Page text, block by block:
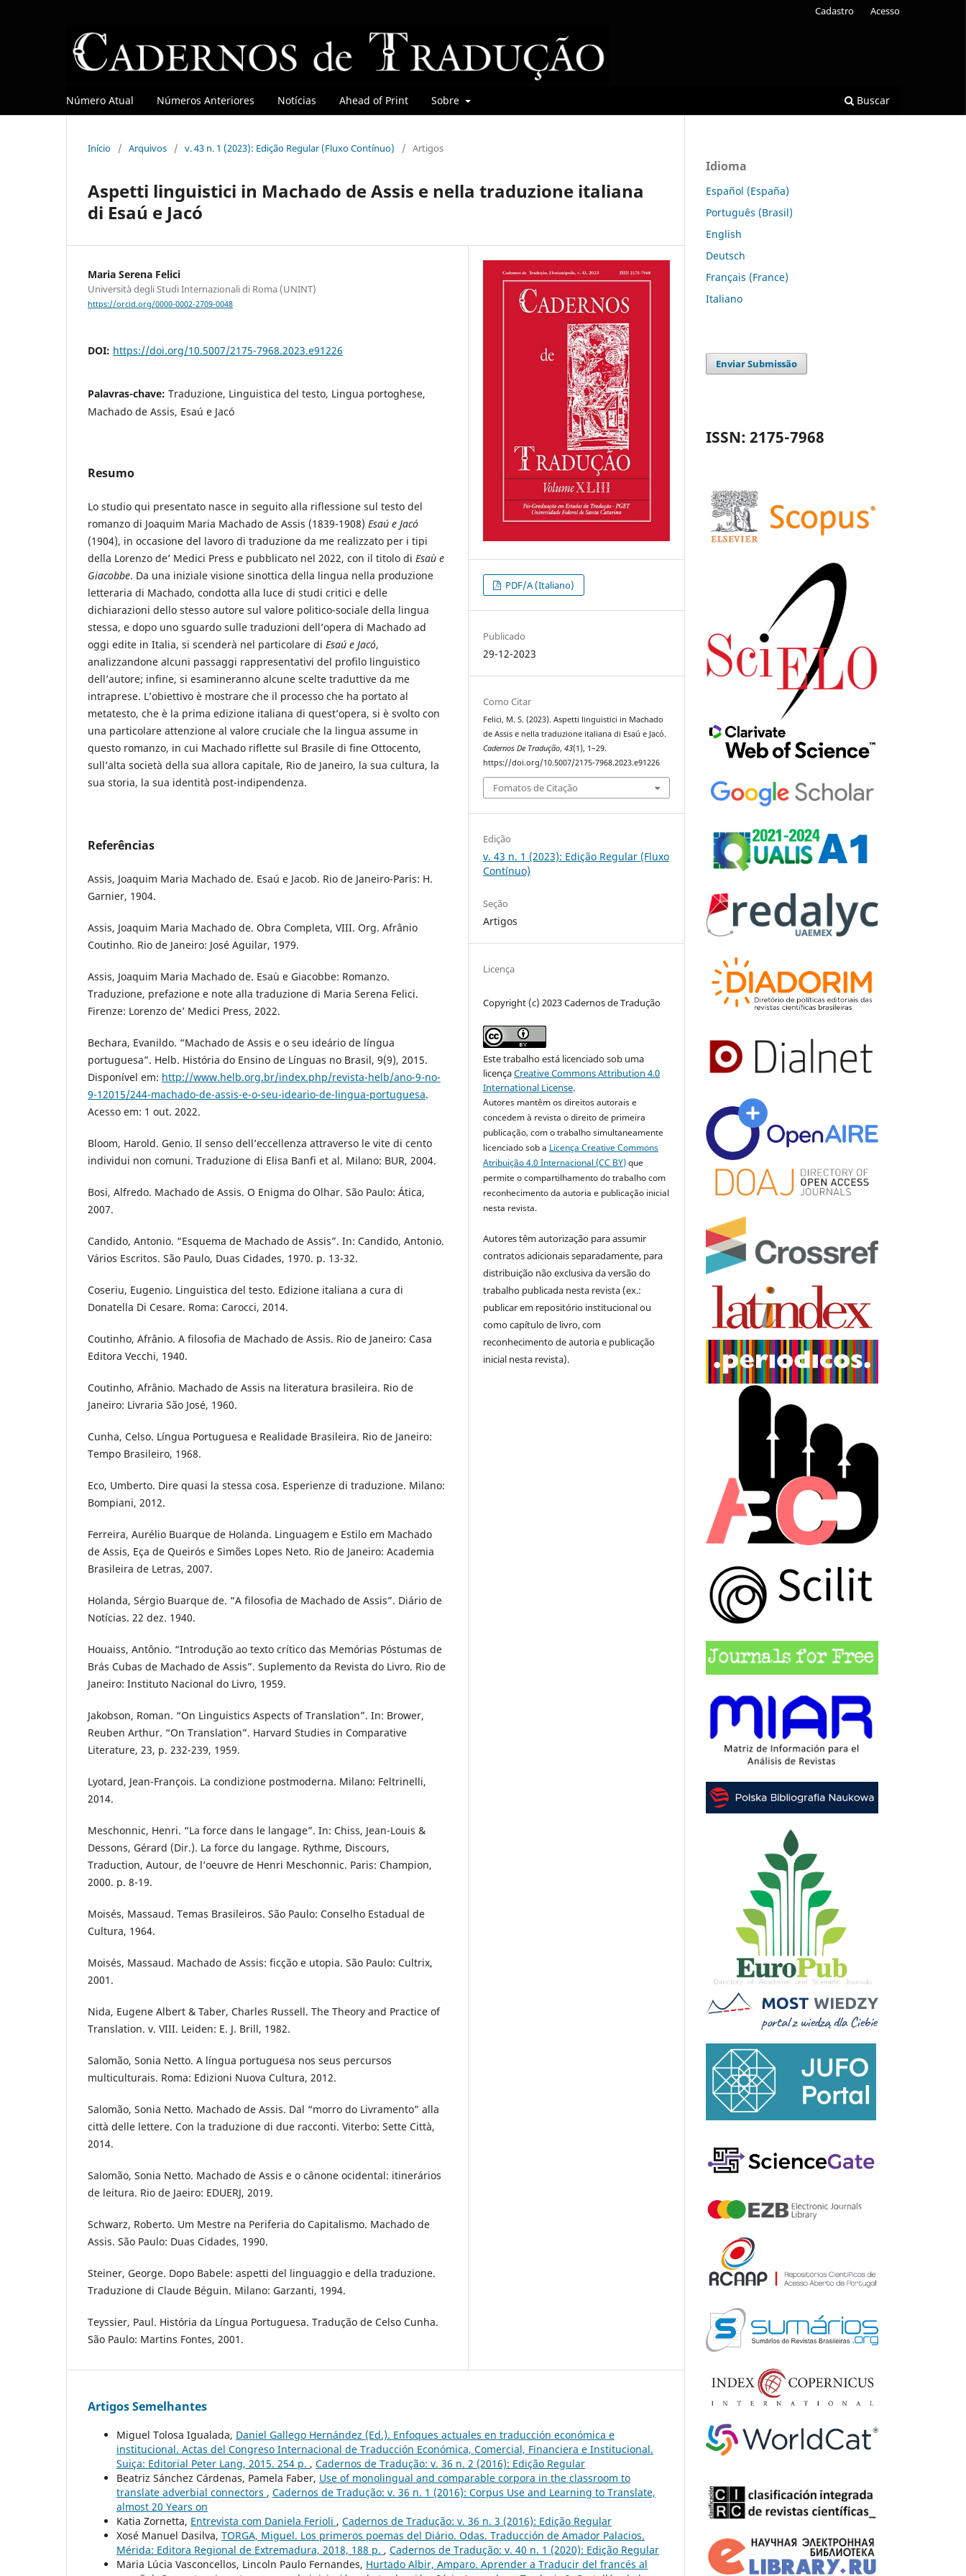
Número Atual Números Anteriores Notícias Ahead of Print Sobre Buscar
Cadastro Acesso
Início / Arquivos / v. 43 n. 1 (2023): Edição Regular (Fluxo Contínuo) / Artigos
Aspetti linguistici in Machado de Assis e nella traduzione italiana
di Esaú e Jacó
Maria Serena Felici
Università degli Studi Internazionali di Roma (UNINT)
https://orcid.org/0000-0002-2709-0048
DOI: https://doi.org/10.5007/2175-7968.2023.e91226
Palavras-chave: Traduzione, Linguistica del testo, Lingua portoghese,
Machado de Assis, Esaú e Jacó
Resumo
Lo studio qui presentato nasce in seguito alla riflessione sul testo del
romanzo di Joaquim Maria Machado de Assis (1839-1908) Esaú e Jacó
(1904), in occasione del lavoro di traduzione da me realizzato per i tipi
della Lorenzo de’ Medici Press e pubblicato nel 2022, con il titolo di Esaù e
Giacobbe. Da una iniziale visione sinottica della lingua nella produzione
letteraria di Machado, condotta alla luce di studi critici e delle
dichiarazioni dello stesso autore sul valore politico-sociale della lingua
stessa, e dopo uno sguardo sulle traduzioni dell’opera di Machado ad
oggi edite in Italia, si scenderà nel particolare di Esaú e Jacó,
analizzandone alcuni passaggi rappresentativi del profilo linguistico
dell’autore; infine, si esamineranno alcune scelte traduttive da me
intraprese. L’obiettivo è mostrare che il processo che ha portato al
metatesto, che è la prima edizione italiana di quest’opera, si è svolto con
una particolare attenzione al valore cruciale che la lingua assume in
questo romanzo, in cui Machado riflette sul Brasile di fine Ottocento,
sull’alta società della sua allora capitale, Rio de Janeiro, la sua cultura, la
sua storia, la sua identità post-indipendenza.
Referências
Assis, Joaquim Maria Machado de. Esaú e Jacob. Rio de Janeiro-Paris: H.
Garnier, 1904.
Assis, Joaquim Maria Machado de. Obra Completa, VIII. Org. Afrânio
Coutinho. Rio de Janeiro: José Aguilar, 1979.
Assis, Joaquim Maria Machado de. Esaù e Giacobbe: Romanzo.
Traduzione, prefazione e note alla traduzione di Maria Serena Felici.
Firenze: Lorenzo de’ Medici Press, 2022.
Bechara, Evanildo. “Machado de Assis e o seu ideário de língua
portuguesa”. Helb. História do Ensino de Línguas no Brasil, 9(9), 2015.
Disponível em: http://www.helb.org.br/index.php/revista-helb/ano-9-no-
9-12015/244-machado-de-assis-e-o-seu-ideario-de-lingua-portuguesa.
Acesso em: 1 out. 2022.
Bloom, Harold. Genio. Il senso dell’eccellenza attraverso le vite di cento
individui non comuni. Traduzione di Elisa Banfi et al. Milano: BUR, 2004.
Bosi, Alfredo. Machado de Assis. O Enigma do Olhar. São Paulo: Ática,
2007.
Candido, Antonio. “Esquema de Machado de Assis”. In: Candido, Antonio.
Vários Escritos. São Paulo, Duas Cidades, 1970. p. 13-32.
Coseriu, Eugenio. Linguistica del testo. Edizione italiana a cura di
Donatella Di Cesare. Roma: Carocci, 2014.
Coutinho, Afrânio. A filosofia de Machado de Assis. Rio de Janeiro: Casa
Editora Vecchi, 1940.
Coutinho, Afrânio. Machado de Assis na literatura brasileira. Rio de
Janeiro: Livraria São José, 1960.
Cunha, Celso. Língua Portuguesa e Realidade Brasileira. Rio de Janeiro:
Tempo Brasileiro, 1968.
Eco, Umberto. Dire quasi la stessa cosa. Esperienze di traduzione. Milano:
Bompiani, 2012.
Ferreira, Aurélio Buarque de Holanda. Linguagem e Estilo em Machado
de Assis, Eça de Queirós e Simões Lopes Neto. Rio de Janeiro: Academia
Brasileira de Letras, 2007.
Holanda, Sérgio Buarque de. “A filosofia de Machado de Assis”. Diário de
Notícias. 22 dez. 1940.
Houaiss, Antônio. “Introdução ao texto crítico das Memórias Póstumas de
Brás Cubas de Machado de Assis”. Suplemento da Revista do Livro. Rio de
Janeiro: Instituto Nacional do Livro, 1959.
Jakobson, Roman. “On Linguistics Aspects of Translation”. In: Brower,
Reuben Arthur. “On Translation”. Harvard Studies in Comparative
Literature, 23, p. 232-239, 1959.
Lyotard, Jean-François. La condizione postmoderna. Milano: Feltrinelli,
2014.
Meschonnic, Henri. “La force dans le langage”. In: Chiss, Jean-Louis &
Dessons, Gérard (Dir.). La force du langage. Rythme, Discours,
Traduction, Autour, de l’oeuvre de Henri Meschonnic. Paris: Champion,
2000. p. 8-19.
Moisés, Massaud. Temas Brasileiros. São Paulo: Conselho Estadual de
Cultura, 1964.
Moisés, Massaud. Machado de Assis: ficção e utopia. São Paulo: Cultrix,
2001.
Nida, Eugene Albert & Taber, Charles Russell. The Theory and Practice of
Translation. v. VIII. Leiden: E. J. Brill, 1982.
Salomão, Sonia Netto. A língua portuguesa nos seus percursos
multiculturais. Roma: Edizioni Nuova Cultura, 2012.
Salomão, Sonia Netto. Machado de Assis. Dal “morro do Livramento” alla
città delle lettere. Con la traduzione di due racconti. Viterbo: Sette Città,
2014.
Salomão, Sonia Netto. Machado de Assis e o cânone ocidental: itinerários
de leitura. Rio de Jaeiro: EDUERJ, 2019.
Schwarz, Roberto. Um Mestre na Periferia do Capitalismo. Machado de
Assis. São Paulo: Duas Cidades, 1990.
Steiner, George. Dopo Babele: aspetti del linguaggio e della traduzione.
Traduzione di Claude Béguin. Milano: Garzanti, 1994.
Teyssier, Paul. História da Língua Portuguesa. Tradução de Celso Cunha.
São Paulo: Martins Fontes, 2001.
PDF/A (Italiano)
Publicado
29-12-2023
Como Citar
Felici, M. S. (2023). Aspetti linguistici in Machado
de Assis e nella traduzione italiana di Esaú e Jacó.
Cadernos De Tradução,43(1), 1–29.
https://doi.org/10.5007/2175-7968.2023.e91226
Fomatos de Citação
Edição
v. 43 n. 1 (2023): Edição Regular (Fluxo
Contínuo)
Seção
Artigos
Licença
Copyright (c) 2023 Cadernos de Tradução
Este trabalho está licenciado sob uma
licençaCreative Commons Attribution 4.0
International License.
Autores mantêm os direitos autorais e
concedem à revista o direito de primeira
publicação, com o trabalho simultaneamente
licenciado sob a Licença Creative Commons
Atribuição 4.0 Internacional (CC BY)que
permite o compartilhamento do trabalho com
reconhecimento da autoria e publicação inicial
nesta revista.
Autores têm autorização para assumir
contratos adicionais separadamente, para
distribuição não exclusiva da versão do
trabalho publicada nesta revista (ex.:
publicar em repositório institucional ou
como capítulo de livro, com
reconhecimento de autoria e publicação
inicial nesta revista).
Artigos Semelhantes
Miguel Tolosa Igualada, Daniel Gallego Hernández (Ed.). Enfoques actuales en traducción económica e
institucional. Actas del Congreso Internacional de Traducción Económica, Comercial, Financiera e Institucional.
Suiça: Editorial Peter Lang, 2015. 254 p. , Cadernos de Tradução: v. 36 n. 2 (2016): Edição Regular
Beatriz Sánchez Cárdenas, Pamela Faber, Use of monolingual and comparable corpora in the classroom to
translate adverbial connectors , Cadernos de Tradução: v. 36 n. 1 (2016): Corpus Use and Learning to Translate,
almost 20 Years on
Katia Zornetta, Entrevista com Daniela Ferioli , Cadernos de Tradução: v. 36 n. 3 (2016): Edição Regular
Xosé Manuel Dasilva, TORGA, Miguel. Los primeros poemas del Diário. Odas. Traducción de Amador Palacios.
Mérida: Editora Regional de Extremadura, 2018, 188 p. , Cadernos de Tradução: v. 40 n. 1 (2020): Edição Regular
Maria Lúcia Vasconcellos, Lincoln Paulo Fernandes, Hurtado Albir, Amparo. Aprender a Traducir del francés al
Idioma
Español (España)
Português (Brasil)
English
Deutsch
Français (France)
Italiano
Enviar Submissão
ISSN: 2175-7968